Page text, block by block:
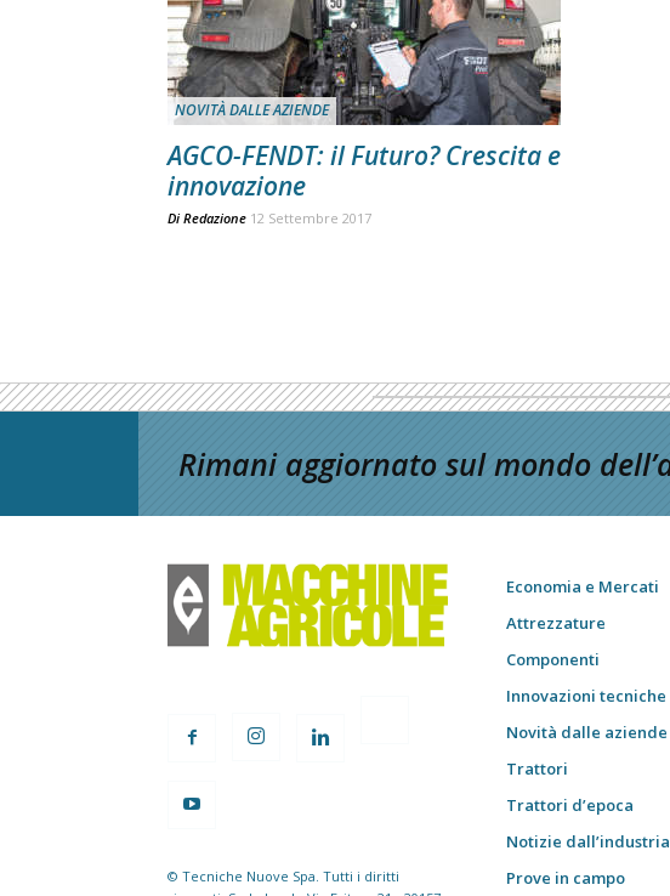
NOVITÀ DALLE AZIENDE
AGCO-FENDT: il Futuro? Crescita e
innovazione
Di Redazione 12 Settembre 2017
Rimani aggiornato sul mondo
© Tecniche Nuove Spa. Tutti i diritti
Economia e Mercati
Attrezzature
Componenti
Innovazioni tecniche
Novità dalle aziende
Trattori
Trattori d’epoca
Notizie dall’industria
Prove in campo